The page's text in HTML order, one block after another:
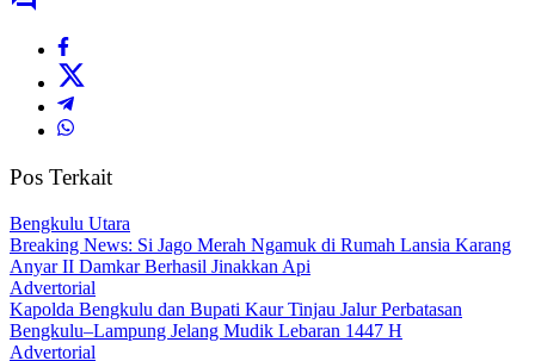
Pos Terkait
Bengkulu Utara
Breaking News: Si Jago Merah Ngamuk di Rumah Lansia Karang
Anyar II Damkar Berhasil Jinakkan Api
Advertorial
Kapolda Bengkulu dan Bupati Kaur Tinjau Jalur Perbatasan
Bengkulu–Lampung Jelang Mudik Lebaran 1447 H
Advertorial